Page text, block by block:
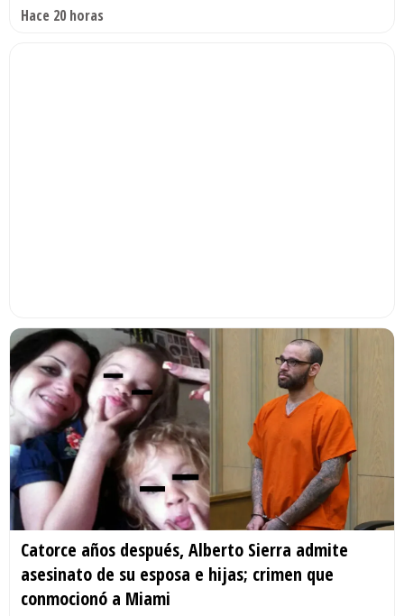
Hace 20 horas
Catorce años después, Alberto Sierra admite
asesinato de su esposa e hijas; crimen que
conmocionó a Miami